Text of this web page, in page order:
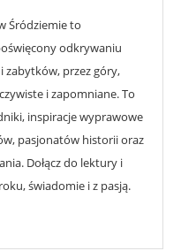
Śródziemie to
odkrywaniu
zabytków, przez góry,
i zapomniane. To
inspiracje wyprawowe
pasjonatów historii oraz
Dołącz do lektury i
świadomie i z pasją.